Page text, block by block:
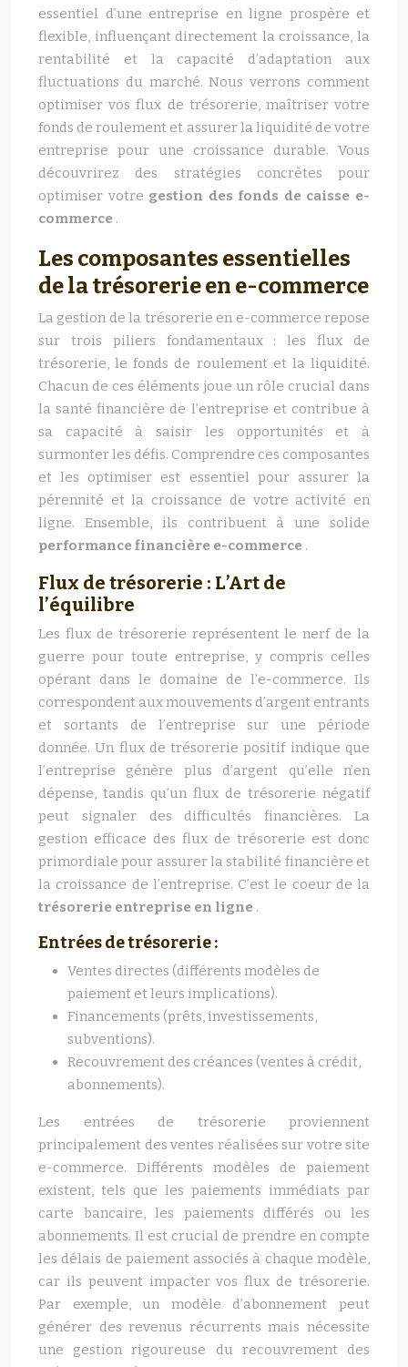
essentiel d’une entreprise en ligne prospère et
flexible, influençant directement la croissance, la
rentabilité et la capacité d’adaptation aux
fluctuations du marché. Nous verrons comment
optimiser vos flux de trésorerie, maîtriser votre
fonds de roulement et assurer la liquidité de votre
entreprise pour une croissance durable. Vous
découvrirez des stratégies concrètes pour
optimiser votre gestion des fonds de caisse e-
commerce .
Les composantes essentielles
de la trésorerie en e-commerce
La gestion de la trésorerie en e-commerce repose
sur trois piliers fondamentaux : les flux de
trésorerie, le fonds de roulement et la liquidité.
Chacun de ces éléments joue un rôle crucial dans
la santé financière de l’entreprise et contribue à
sa capacité à saisir les opportunités et à
surmonter les défis. Comprendre ces composantes
et les optimiser est essentiel pour assurer la
pérennité et la croissance de votre activité en
ligne. Ensemble, ils contribuent à une solide
performance financière e-commerce .
Flux de trésorerie : L’Art de
l’équilibre
Les flux de trésorerie représentent le nerf de la
guerre pour toute entreprise, y compris celles
opérant dans le domaine de l’e-commerce. Ils
correspondent aux mouvements d’argent entrants
et sortants de l’entreprise sur une période
donnée. Un flux de trésorerie positif indique que
l’entreprise génère plus d’argent qu’elle n’en
dépense, tandis qu’un flux de trésorerie négatif
peut signaler des difficultés financières. La
gestion efficace des flux de trésorerie est donc
primordiale pour assurer la stabilité financière et
la croissance de l’entreprise. C’est le coeur de la
trésorerie entreprise en ligne .
Entrées de trésorerie :
Ventes directes (différents modèles de
paiement et leurs implications).
Financements (prêts, investissements,
subventions).
Recouvrement des créances (ventes à crédit,
abonnements).
Les entrées de trésorerie proviennent
principalement des ventes réalisées sur votre site
e-commerce. Différents modèles de paiement
existent, tels que les paiements immédiats par
carte bancaire, les paiements différés ou les
abonnements. Il est crucial de prendre en compte
les délais de paiement associés à chaque modèle,
car ils peuvent impacter vos flux de trésorerie.
Par exemple, un modèle d’abonnement peut
générer des revenus récurrents mais nécessite
une gestion rigoureuse du recouvrement des